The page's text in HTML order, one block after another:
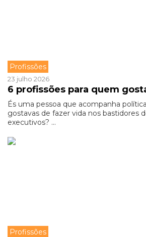
Profissões
23 julho 2026
6 profissões para quem
És uma pessoa que acompanha
gostavas de fazer vida nos bastidores
executivos? ...
Profissões